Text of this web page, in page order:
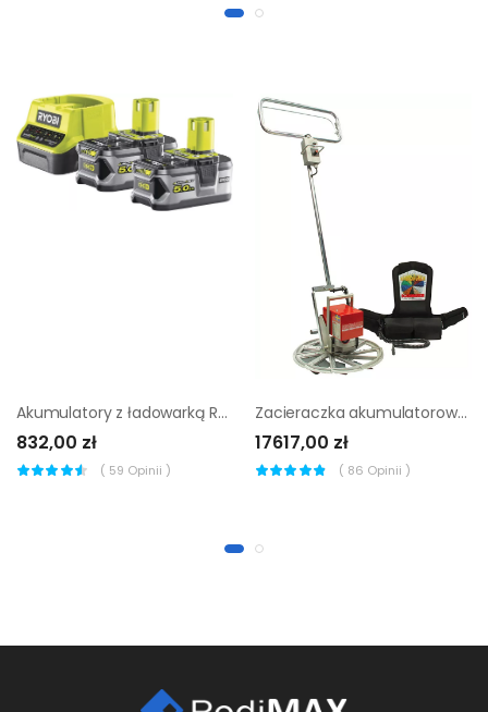
Akumulatory z ładowarką Ryobi RC18120-250
832,00 zł
( 59 Opinii )
Zacieraczka akumulatorowa Scanmaskin helicopter 24v
17617,00 zł
( 86 Opinii )